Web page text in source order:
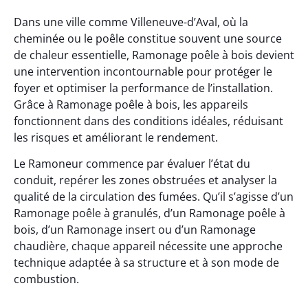
Dans une ville comme Villeneuve-d’Aval, où la
cheminée ou le poêle constitue souvent une source
de chaleur essentielle, Ramonage poêle à bois devient
une intervention incontournable pour protéger le
foyer et optimiser la performance de l’installation.
Grâce à Ramonage poêle à bois, les appareils
fonctionnent dans des conditions idéales, réduisant
les risques et améliorant le rendement.
Le Ramoneur commence par évaluer l’état du
conduit, repérer les zones obstruées et analyser la
qualité de la circulation des fumées. Qu’il s’agisse d’un
Ramonage poêle à granulés, d’un Ramonage poêle à
bois, d’un Ramonage insert ou d’un Ramonage
chaudière, chaque appareil nécessite une approche
technique adaptée à sa structure et à son mode de
combustion.